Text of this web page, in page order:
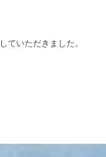
ていただきました。